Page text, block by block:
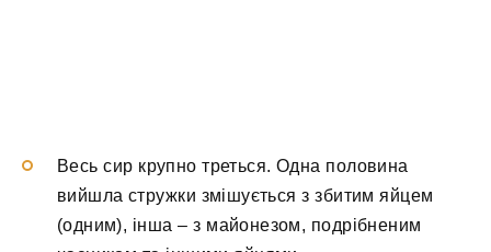
Весь сир крупно треться. Одна половина
вийшла стружки змішується з збитим яйцем
(одним), інша – з майонезом, подрібненим